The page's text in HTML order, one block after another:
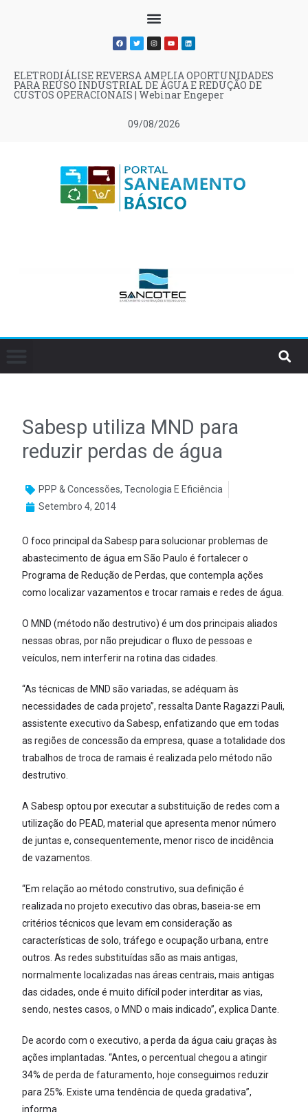
09/08/2026
ELETRODIÁLISE REVERSA AMPLIA OPORTUNIDADES
PARA REÚSO INDUSTRIAL DE ÁGUA E REDUÇÃO DE
CUSTOS OPERACIONAIS | Webinar Engeper
Sabesp utiliza MND para
reduzir perdas de água
PPP & Concessões,Tecnologia E Eficiência
Setembro 4, 2014
O foco principal da Sabesp para solucionar problemas de
abastecimento de água em São Paulo é fortalecer o
Programa de Redução de Perdas, que contempla ações
como localizar vazamentos e trocar ramais e redes de água.
O MND (método não destrutivo) é um dos principais aliados
nessas obras, por não prejudicar o fluxo de pessoas e
veículos, nem interferir na rotina das cidades.
“As técnicas de MND são variadas, se adéquam às
necessidades de cada projeto”, ressalta Dante Ragazzi Pauli,
assistente executivo da Sabesp, enfatizando que em todas
as regiões de concessão da empresa, quase a totalidade dos
trabalhos de troca de ramais é realizada pelo método não
destrutivo.
A Sabesp optou por executar a substituição de redes com a
utilização do PEAD, material que apresenta menor número
de juntas e, consequentemente, menor risco de incidência
de vazamentos.
“Em relação ao método construtivo, sua definição é
realizada no projeto executivo das obras, baseia-se em
critérios técnicos que levam em consideração as
características de solo, tráfego e ocupação urbana, entre
outros. As redes substituídas são as mais antigas,
normalmente localizadas nas áreas centrais, mais antigas
das cidades, onde é muito difícil poder interditar as vias,
sendo, nestes casos, o MND o mais indicado”, explica Dante.
De acordo com o executivo, a perda da água caiu graças às
ações implantadas. “Antes, o percentual chegou a atingir
34% de perda de faturamento, hoje conseguimos reduzir
para 25%. Existe uma tendência de queda gradativa”,
informa.